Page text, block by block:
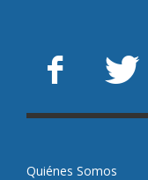
Quiénes Somos